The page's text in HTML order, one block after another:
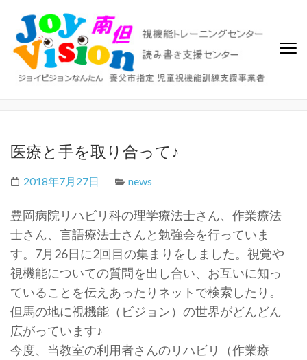
医療と手を取り合って♪
2018年7月27日 news
豊岡病院リハビリ科の理学療法士さん、作業療法
士さん、言語療法士さんと勉強会を行っていま
す。7月26日に2回目の集まりをしました。視覚や
視機能についての質問を出し合い、お互いに知っ
ていることを伝えあったりネットで検索したり。
但馬の地に視機能（ビジョン）の世界がどんどん
広がっています♪
今度、当教室の利用者さんのリハビリ（作業療